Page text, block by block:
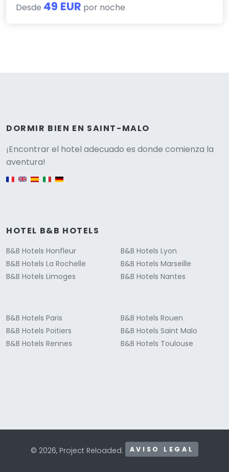
Desde 49 EUR por noche
DORMIR BIEN EN SAINT-MALO
¡Encontrar el hotel adecuado es donde comienza la
aventura!
HOTEL B&B HOTELS
B&B Hotels Honfleur
B&B Hotels La Rochelle
B&B Hotels Limoges
B&B Hotels Lyon
B&B Hotels Marseille
B&B Hotels Nantes
B&B Hotels Paris
B&B Hotels Poitiers
B&B Hotels Rennes
B&B Hotels Rouen
B&B Hotels Saint Malo
B&B Hotels Toulouse
© 2026, Project Reloaded. AVISO LEGAL